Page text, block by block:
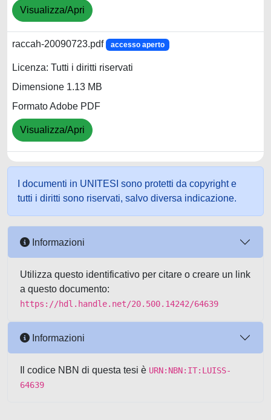
Visualizza/Apri
raccah-20090723.pdf accesso aperto
Licenza: Tutti i diritti riservati
Dimensione 1.13 MB
Formato Adobe PDF
Visualizza/Apri
I documenti in UNITESI sono protetti da copyright e
tutti i diritti sono riservati, salvo diversa indicazione.
Informazioni
Utilizza questo identificativo per citare o creare un link
a questo documento:
https://hdl.handle.net/20.500.14242/64639
Informazioni
Il codice NBN di questa tesi è URN:NBN:IT:LUISS-
64639